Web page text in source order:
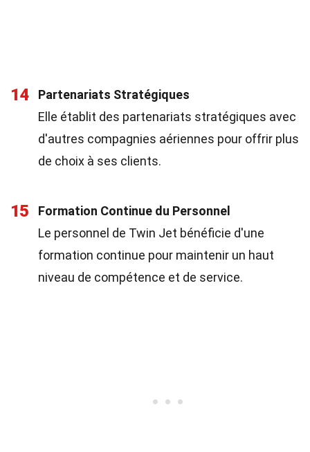
14
Partenariats Stratégiques
Elle établit des partenariats stratégiques avec
d'autres compagnies aériennes pour offrir plus
de choix à ses clients.
15
Formation Continue du Personnel
Le personnel de Twin Jet bénéficie d'une
formation continue pour maintenir un haut
niveau de compétence et de service.